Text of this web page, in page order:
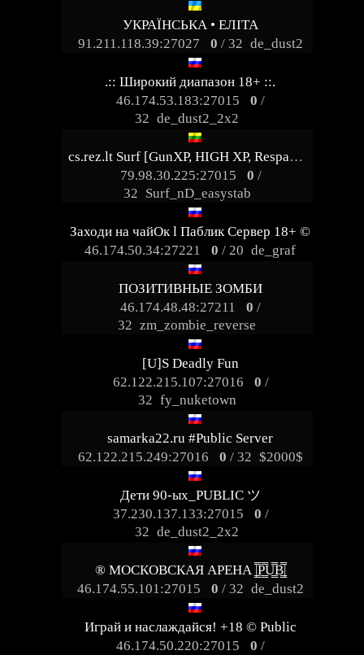
УКРАЇНСЬКА • ЕЛІТА
91.211.118.39:27027
0 / 32 de_dust2
.:: Широкий диапазон 18+ ::.
46.174.53.183:27015
0 /
32 de_dust2_2x2
cs.rez.lt Surf [GunXP, HIGH XP, Respawn, JetPack]
79.98.30.225:27015
0 /
32 Surf_nD_easystab
Заходи на чайОк l Паблик Сервер 18+ ©
46.174.50.34:27221
0 / 20 de_graf
ПОЗИТИВНЫЕ ЗОМБИ
46.174.48.48:27211
0 /
32 zm_zombie_reverse
[U]S Deadly Fun
62.122.215.107:27016
0 /
32 fy_nuketown
samarka22.ru #Public Server
62.122.215.249:27016
0 / 32 $2000$
Дети 90-ых_PUBLIC ツ
37.230.137.133:27015
0 /
32 de_dust2_2x2
® МОСКОВСКАЯ АРЕНА |͇̿P͇̿U͇̿B͇̿|
46.174.55.101:27015
0 / 32 de_dust2
Играй и наслаждайся! +18 © Public
46.174.50.220:27015
0 /